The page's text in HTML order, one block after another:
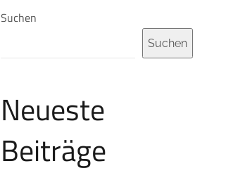
Suchen
Suchen
Neueste
Beiträge